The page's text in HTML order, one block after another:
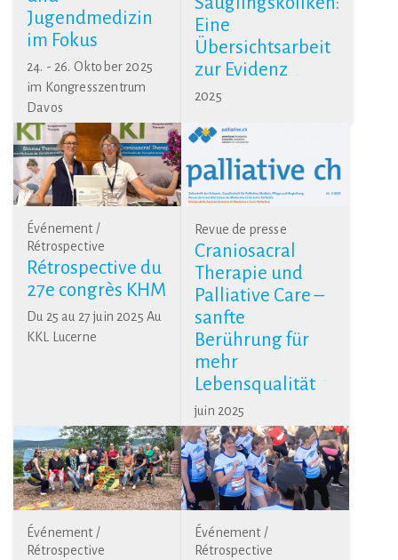
Jugendmedizin
im Fokus
24. - 26. Oktober 2025
im Kongresszentrum
Davos
Eine
Übersichtsarbeit
zur Evidenz
2025
Événement /
Rétrospective
Rétrospective du
27e congrès KHM
Du 25 au 27 juin 2025 Au
KKL Lucerne
Revue de presse
Craniosacral
Therapie und
Palliative Care –
sanfte
Berührung für
mehr
Lebensqualität
juin 2025
Événement /
Rétrospective
Événement /
Rétrospective